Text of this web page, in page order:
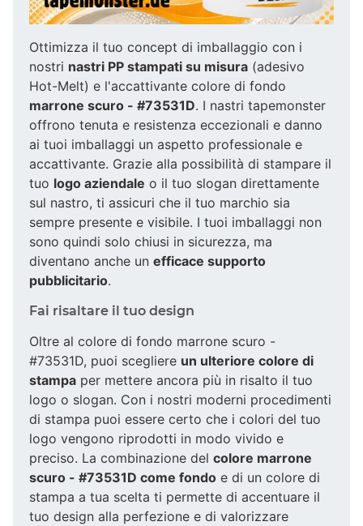
Ottimizza il tuo concept di imballaggio con i
nostri nastri PP stampati su misura (adesivo
Hot-Melt) e l'accattivante colore di fondo
marrone scuro - #73531D. I nastri tapemonster
offrono tenuta e resistenza eccezionali e danno
ai tuoi imballaggi un aspetto professionale e
accattivante. Grazie alla possibilità di stampare il
tuo logo aziendale o il tuo slogan direttamente
sul nastro, ti assicuri che il tuo marchio sia
sempre presente e visibile. I tuoi imballaggi non
sono quindi solo chiusi in sicurezza, ma
diventano anche un efficace supporto
pubblicitario.
Fai risaltare il tuo design
Oltre al colore di fondo marrone scuro -
#73531D, puoi scegliere un ulteriore colore di
stampa per mettere ancora più in risalto il tuo
logo o slogan. Con i nostri moderni procedimenti
di stampa puoi essere certo che i colori del tuo
logo vengono riprodotti in modo vivido e
preciso. La combinazione del colore marrone
scuro - #73531D come fondo e di un colore di
stampa a tua scelta ti permette di accentuare il
tuo design alla perfezione e di valorizzare